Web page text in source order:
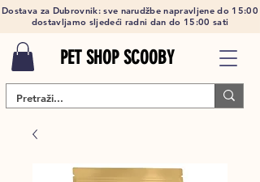
Dostava za Dubrovnik: sve narudžbe napravljene do 15:00
dostavljamo sljedeći radni dan do 15:00 sati
PET SHOP SCOOBY